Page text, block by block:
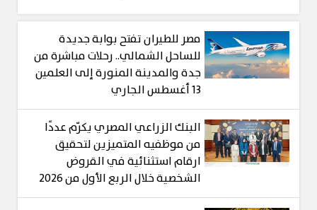
مصر للطيران تفتح بوابة جديدة
للساحل الشمالي.. رحلات مباشرة من
جدة والمدينة المنورة إلى العلمين
13 أغسطس الجاري
البنك الزراعي المصري يكرّم عددًا
من موظفيه المتميزين لتحقيق
ارقام استثنائية في القروض
الشخصية خلال الربع الأول من 2026